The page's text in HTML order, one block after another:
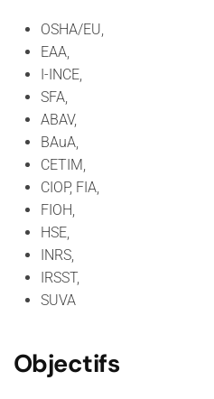
OSHA/EU,
EAA,
I-INCE,
SFA,
ABAV,
BAuA,
CETIM,
CIOP, FIA,
FIOH,
HSE,
INRS,
IRSST,
SUVA
Objectifs